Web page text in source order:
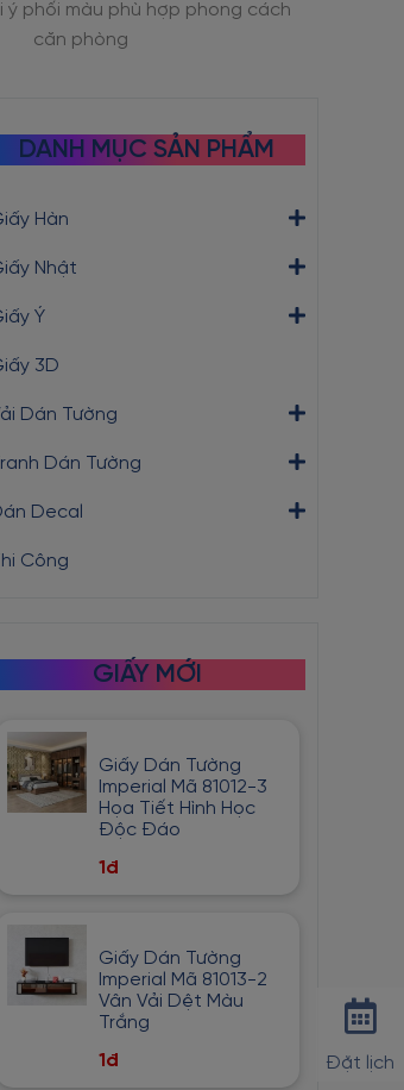
ý phối màu phù hợp phong cách
căn phòng
DANH MỤC SẢN PHẨM
Hàn
Nhật
Ý
3D
Dán Tường
Dán Tường
Decal
Công
GIẤY MỚI
Giấy Dán Tường
Imperial Mã 81012-3
Họa Tiết Hình Học
Độc Đáo
1đ
Giấy Dán Tường
Imperial Mã 81013-2
Vân Vải Dệt Màu
Trắng
1đ
Đặt lịch